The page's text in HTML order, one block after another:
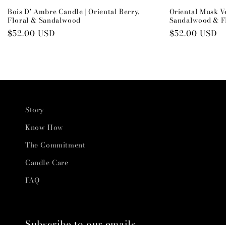
Bois D' Ambre Candle | Oriental Berry,
Floral & Sandalwood
Preço
$52.00 USD
Oriental Musk
Sandalwood &
Preço
$52.00 USD
Story
Know How
The Commitment
Candle Care
FAQ